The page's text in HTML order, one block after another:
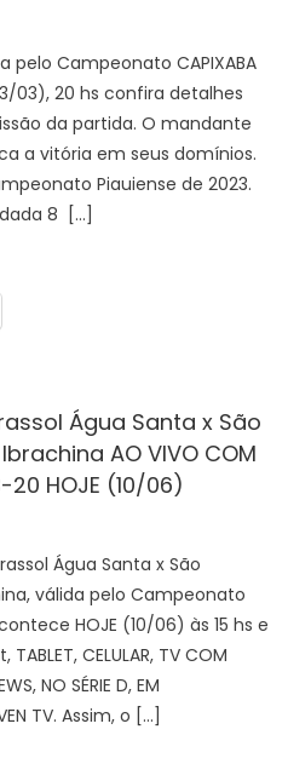
pelo Campeonato CAPIXABA
03), 20 hs confira detalhes
da partida. O mandante
a vitória em seus domínios.
Piauiense de 2023.
8 […]
Água Santa x São
AO VIVO COM
20 HOJE (10/06)
Água Santa x São
válida pelo Campeonato
HOJE (10/06) às 15 hs e
CELULAR, TV COM
NO SÉRIE D, EM
TV. Assim, o […]